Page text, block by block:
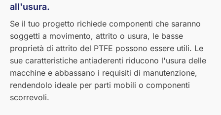
all'usura.
Se il tuo progetto richiede componenti che saranno
soggetti a movimento, attrito o usura, le basse
proprietà di attrito del PTFE possono essere utili. Le
sue caratteristiche antiaderenti riducono l'usura delle
macchine e abbassano i requisiti di manutenzione,
rendendolo ideale per parti mobili o componenti
scorrevoli.